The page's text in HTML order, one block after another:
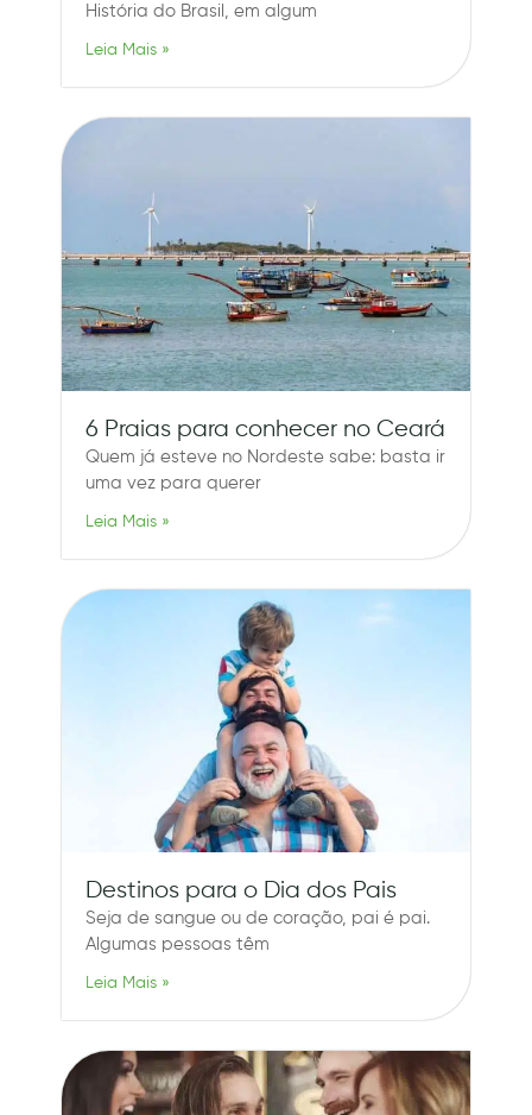
História do Brasil, em algum
Leia Mais »
6 Praias para conhecer no Ceará
Quem já esteve no Nordeste sabe: basta ir
uma vez para querer
Leia Mais »
Destinos para o Dia dos Pais
Seja de sangue ou de coração, pai é pai.
Algumas pessoas têm
Leia Mais »